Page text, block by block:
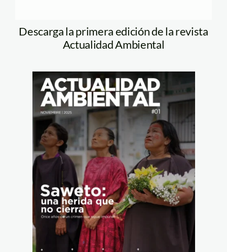
Descarga la primera edición de la revista
Actualidad Ambiental